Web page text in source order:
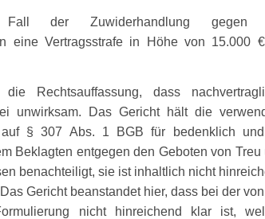
der Zuwiderhandlung gegen
eine Vertragsstrafe in Höhe von 15.000
Rechtsauffassung, dass
unwirksam. Das Gericht hält die
§ 307 Abs. 1 BGB für bedenklich
Beklagten entgegen den Geboten von Treu
benachteiligt, sie ist inhaltlich nicht
Gericht beanstandet hier, dass bei der
nicht hinreichend klar ist,